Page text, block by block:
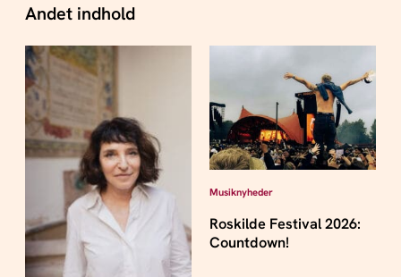
Andet indhold
Musiknyheder
Roskilde Festival 2026:
Countdown!